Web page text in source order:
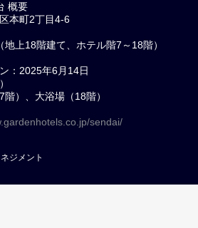
概要
本町2丁目4-6
上18階建て、ホテル階7～18階）
：2025年6月14日
）、大浴場（18階）
sendai/
ジメント